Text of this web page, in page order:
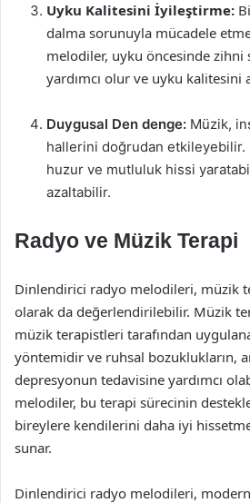
Uyku Kalitesini İyileştirme:
dalma sorunuyla mücadele
melodiler, uyku öncesinde zihni
yardımcı olur ve uyku kalitesini
Duygusal Den denge: Müzik,
hallerini doğrudan
huzur ve mutluluk hissi
azaltabilir.
Radyo ve Müzik Terapi
Dinlendirici radyo melodileri, müzik
olarak da değerlendirilebilir. Müzik
müzik terapistleri tarafından
yöntemidir ve ruhsal bozuklukların,
depresyonun tedavisine yardımcı
melodiler, bu terapi sürecinin
bireylere kendilerini daha iyi
sunar.
Dinlendirici radyo melodileri,